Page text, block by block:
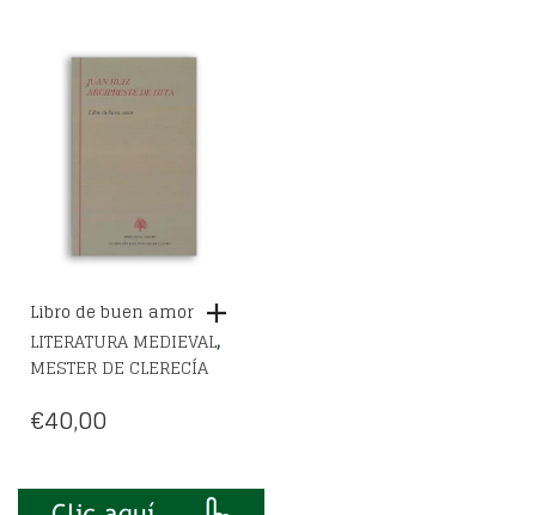
Libro de buen amor
LITERATURA MEDIEVAL,
MESTER DE CLERECÍA
€40,00